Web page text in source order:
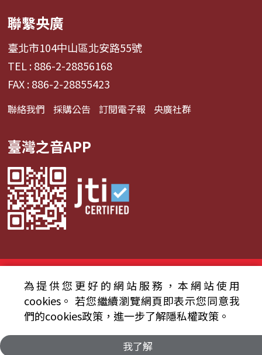
聯繫央廣
臺北市104中山區北安路55號
TEL : 886-2-28856168
FAX : 886-2-28855423
聯絡我們 採購公告 訂閱電子報 央廣社群
臺灣之音APP
© 2024財團法人中央廣播電臺 版權所有
資通安全政策聲明
服務條款 隱私權條款
為提供您更好的網站服務，本網站使用
cookies。 若您繼續瀏覽網頁即表示您同意我
們的cookies政策，進一步了解隱私權政策。
我了解